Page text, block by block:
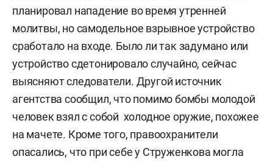
планировал нападение во время утренней
молитвы, но самодельное взрывное устройство
сработало на входе. Было ли так задумано или
устройство сдетонировало случайно, сейчас
выясняют следователи. Другой источник
агентства сообщил, что помимо бомбы молодой
человек взял с собой холодное оружие, похожее
на мачете. Кроме того, правоохранители
опасались, что при себе у Струженкова могла